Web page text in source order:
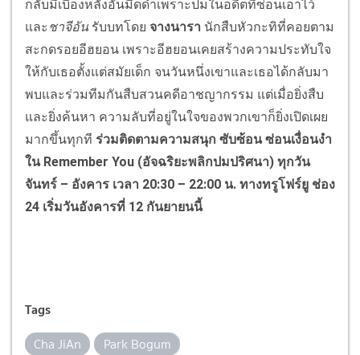
กลับมีเบื้องหลังอันมืดดำเพราะปมในอดีตที่ซ่อนเอาไว้
และ ชาจีอัน รับบทโดย จางนารา นักสืบหัวกะทิที่คอยตาม
สะกดรอยอีฮยอน เพราะอีฮยอนเคยสร้างความประทับใจ
ให้กับเธอตั้งแต่สมัยเด็ก จนวันหนึ่งเขาและเธอได้กลับมา
พบและร่วมทีมกันสืบสวนคดีอาชญากรรม แต่เมื่อยิ่งสืบ
และยิ่งค้นหา ความลับที่อยู่ในใจของพวกเขาก็ยิ่งเปิดเผย
มากขึ้นทุกที ร่วมติดตามความสนุก ซับซ้อน ซ่อนเงื่อนงำ
ใน Remember You (อัจฉริยะพลิกปมปริศนา) ทุกวัน
จันทร์ – อังคาร เวลา 20:30 – 22:00 น. ทางทรูโฟร์ยู ช่อง
24 เริ่มวันอังคารที่ 12 กันยายนนี้
Tags
Cha JiAn
Park Bogum